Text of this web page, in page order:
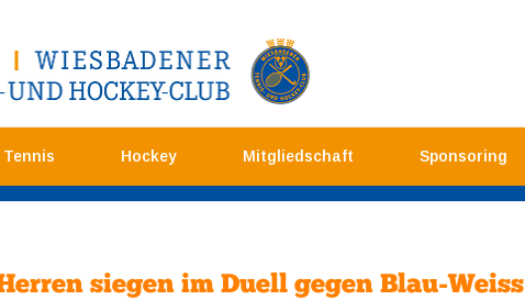
Tennis Hockey Mitgliedschaft Sponsoring
siegen im Duell gegen Blau-Weiss